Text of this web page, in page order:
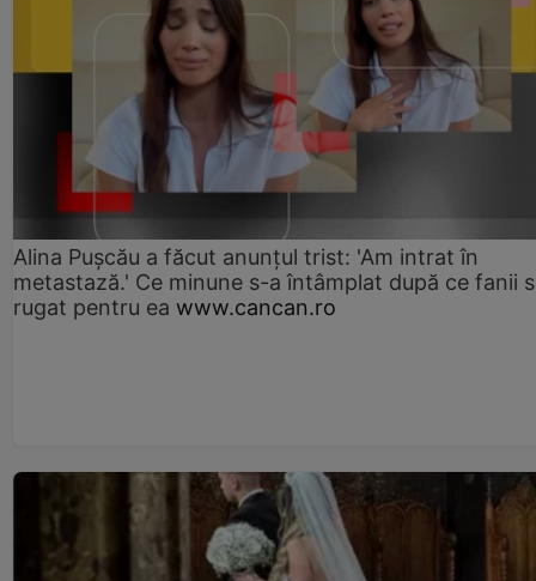
Alina Pușcău a făcut anunțul trist: 'Am intrat în
metastază.' Ce minune s-a întâmplat după ce fanii
rugat pentru ea www.cancan.ro